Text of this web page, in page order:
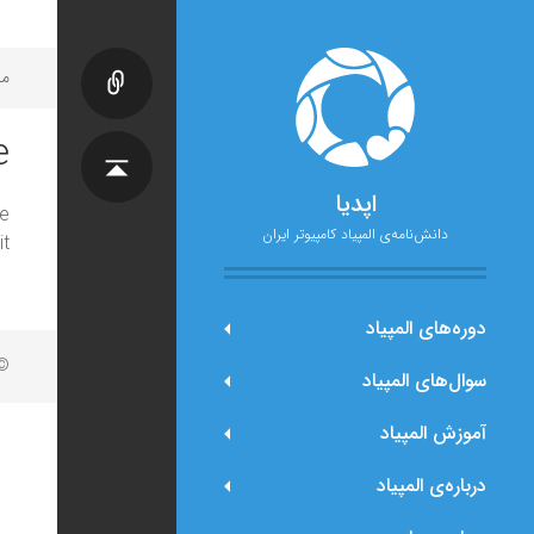
اپدیا
دانش‌نامه‌ی المپیاد کامپیوتر ایران
دوره‌های المپیاد
سوال‌های المپیاد
آموزش المپیاد
درباره‌ی المپیاد